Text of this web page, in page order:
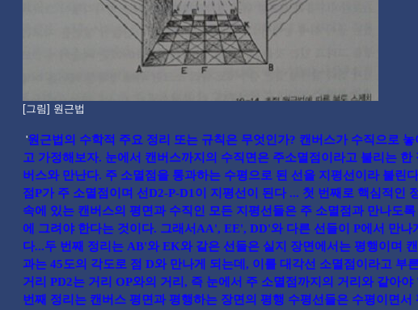
[그림] 원근법
'원근법의 수학적 주요 정리 또는 규칙은 무엇인가? 캔버스가 수직으로 놓
고 가정해보자. 눈에서 캔버스까지의 수직면은 주소멸점이라고 불리는 한
버스와 만난다. 주 소멸점을 통과하는 수평으로 된 선을 지평선이라 불린
점P가 주 소멸점이며 선D2-P-D1이 지평선이 된다 ... 첫 번째로 핵심적인
속에 있는 캔버스의 평면과 수직인 모든 지평선들은 주 소멸점과 만나도록
에 그려야 한다는 것이다. 그래서AA', EE', DD'와 다른 선들이 P에서 만나
다...두 번째 정리는 AB'와 EK와 같은 선들은 실지 장면에서는 평행이며
과는 45도의 각도로 점 D와 만나게 되는데, 이를 대각선 소멸점이라고 부
거리 PD2는 거리 OP와의 거리, 즉 눈에서 주 소멸점까지의 거리와 같아야
번째 정리는 캔버스 평면과 평행하는 장면의 평행 수평선들은 수평이면서